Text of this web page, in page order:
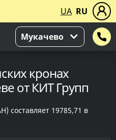
UA RU
Мукачево
кронах
от КИТ Групп
составляет 19785,71 в